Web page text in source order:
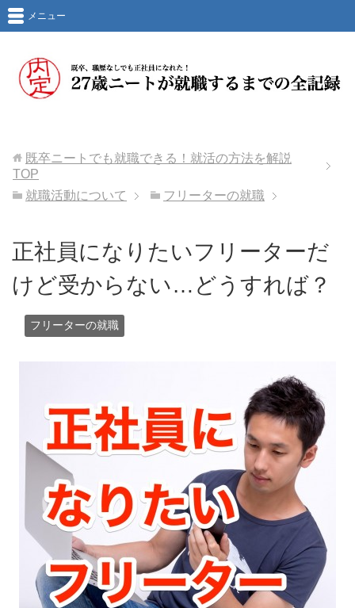
メニュー
既卒ニートでも就職できる！就活の方法を解説
TOP
就職活動について
フリーターの就職
正社員になりたいフリーターだ
けど受からない…どうすれば？
フリーターの就職